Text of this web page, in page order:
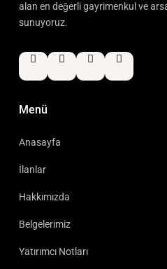
alan en değerli gayrimenkul ve
sunuyoruz.
Menü
Anasayfa
İlanlar
Hakkımızda
Belgelerimiz
Yatırımcı Notları